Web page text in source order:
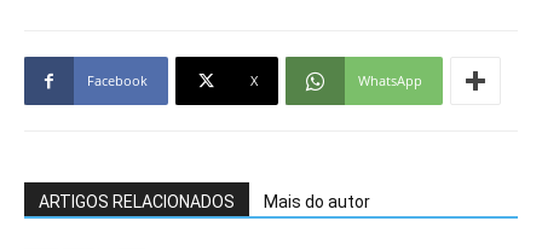
Facebook X WhatsApp
ARTIGOS RELACIONADOS Mais do autor